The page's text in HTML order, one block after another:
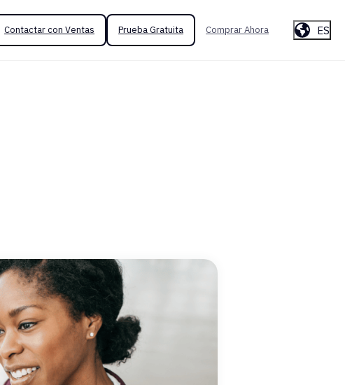
Contactar con Ventas Prueba Gratuita Comprar Ahora ES